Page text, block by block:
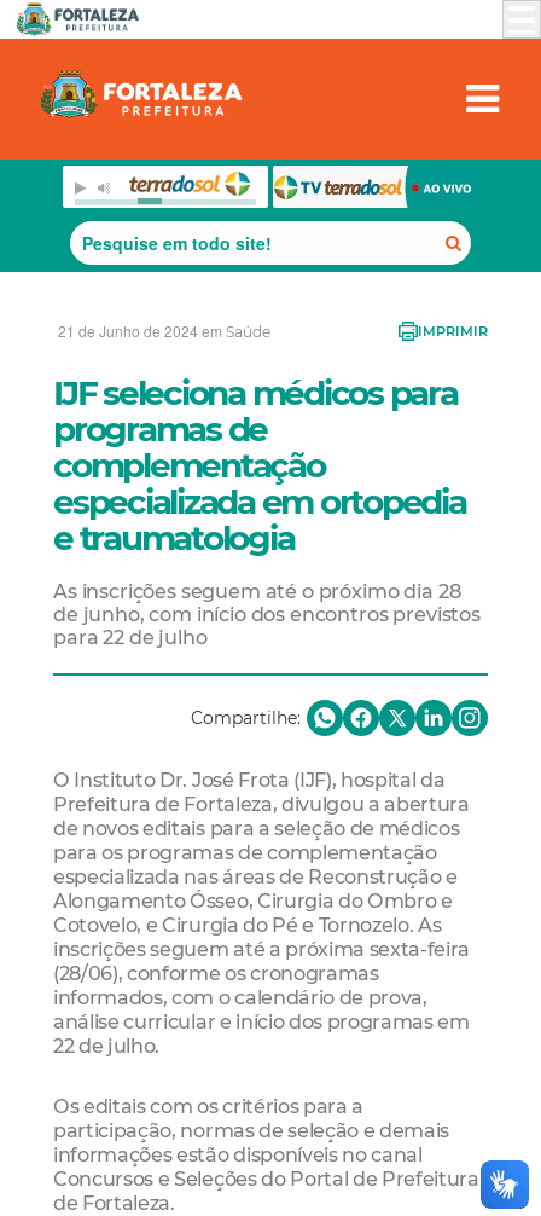
21 de Junho de 2024 em Saúde IMPRIMIR
IJF seleciona médicos para
programas de
complementação
especializada em ortopedia
e traumatologia
As inscrições seguem até o próximo dia 28
de junho, com início dos encontros previstos
para 22 de julho
Compartilhe:
O Instituto Dr. José Frota (IJF), hospital da
Prefeitura de Fortaleza, divulgou a abertura
de novos editais para a seleção de médicos
para os programas de complementação
especializada nas áreas de Reconstrução e
Alongamento Ósseo, Cirurgia do Ombro e
Cotovelo, e Cirurgia do Pé e Tornozelo. As
inscrições seguem até a próxima sexta-feira
(28/06), conforme os cronogramas
informados, com o calendário de prova,
análise curricular e início dos programas em
22 de julho.
Os editais com os critérios para a
participação, normas de seleção e demais
informações estão disponíveis no canal
Concursos e Seleções do Portal de Prefeitura
de Fortaleza.